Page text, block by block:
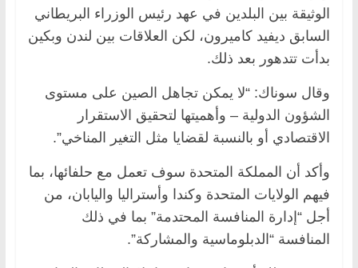
الوثيقة بين البلدين في عهد رئيس الوزراء البريطاني
السابق ديفيد كاميرون، لكن العلاقات بين لندن وبكين
بدأت تتدهور بعد ذلك.
وقال سوناك: “لا يمكن تجاهل الصين على مستوى
الشؤون الدولية – وأهميتها لتحقيق الاستقرار
الاقتصادي أو بالنسبة لقضايا مثل التغير المناخي”.
وأكد أن المملكة المتحدة سوف تعمل مع حلفائها، بما
فيهم الولايات المتحدة وكندا وأستراليا واليابان، من
أجل “إدارة المنافسة المحتدمة” بما في ذلك
المنافسة “الدبلوماسية والمشاركة”.